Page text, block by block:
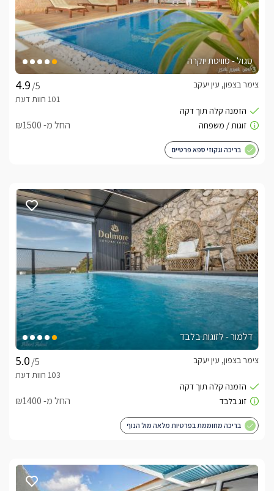
סגול - סוויטת יוקרה
/5
צימר בצפון, עין יעקב
החל מ- ₪1500
בריכה וגקוזי ספא פרטיים
דלמור - לזוגות בלבד
/5
צימר בצפון, עין יעקב
החל מ- ₪1400
בריכה מחוממת בפרטיות מלאה מול הנוף